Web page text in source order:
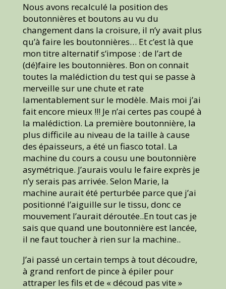
Nous avons recalculé la position des
boutonnières et boutons au vu du
changement dans la croisure, il n’y avait plus
qu’à faire les boutonnières… Et c’est là que
mon titre alternatif s‘impose : de l’art de
(dé)faire les boutonnières. Bon on connait
toutes la malédiction du test qui se passe à
merveille sur une chute et rate
lamentablement sur le modèle. Mais moi j’ai
fait encore mieux !!! Je n’ai certes pas coupé à
la malédiction. La première boutonnière, la
plus difficile au niveau de la taille à cause
des épaisseurs, a été un fiasco total. La
machine du cours a cousu une boutonnière
asymétrique. J’aurais voulu le faire exprès je
n’y serais pas arrivée. Selon Marie, la
machine aurait été perturbée parce que j’ai
positionné l’aiguille sur le tissu, donc ce
mouvement l’aurait déroutée..En tout cas je
sais que quand une boutonnière est lancée,
il ne faut toucher à rien sur la machine..
J’ai passé un certain temps à tout découdre,
à grand renfort de pince à épiler pour
attraper les fils et de « découd pas vite »